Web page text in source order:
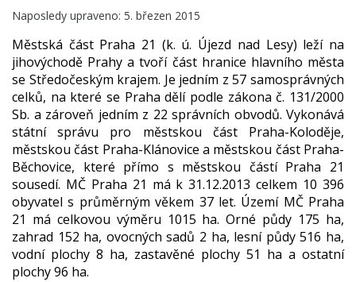
Naposledy upraveno: 5. březen 2015
Městská část Praha 21 (k. ú. Újezd nad Lesy) leží na
jihovýchodě Prahy a tvoří část hranice hlavního města
se Středočeským krajem. Je jedním z 57 samosprávných
celků, na které se Praha dělí podle zákona č. 131/2000
Sb. a zároveň jedním z 22 správních obvodů. Vykonává
státní správu pro městskou část Praha-Koloděje,
městskou část Praha-Klánovice a městskou část Praha-
Běchovice, které přímo s městskou částí Praha 21
sousedí. MČ Praha 21 má k 31.12.2013 celkem 10 396
obyvatel s průměrným věkem 37 let. Území MČ Praha
21 má celkovou výměru 1015 ha. Orné půdy 175 ha,
zahrad 152 ha, ovocných sadů 2 ha, lesní půdy 516 ha,
vodní plochy 8 ha, zastavěné plochy 51 ha a ostatní
plochy 96 ha.